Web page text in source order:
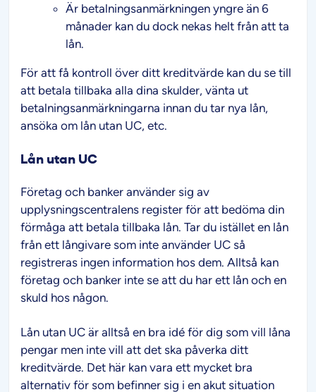
Är betalningsanmärkningen yngre än 6
månader kan du dock nekas helt från att ta
lån.
För att få kontroll över ditt kreditvärde kan du se till
att betala tillbaka alla dina skulder, vänta ut
betalningsanmärkningarna innan du tar nya lån,
ansöka om lån utan UC, etc.
Lån utan UC
Företag och banker använder sig av
upplysningscentralens register för att bedöma din
förmåga att betala tillbaka lån. Tar du istället en lån
från ett långivare som inte använder UC så
registreras ingen information hos dem. Alltså kan
företag och banker inte se att du har ett lån och en
skuld hos någon.
Lån utan UC är alltså en bra idé för dig som vill låna
pengar men inte vill att det ska påverka ditt
kreditvärde. Det här kan vara ett mycket bra
alternativ för som befinner sig i en akut situation